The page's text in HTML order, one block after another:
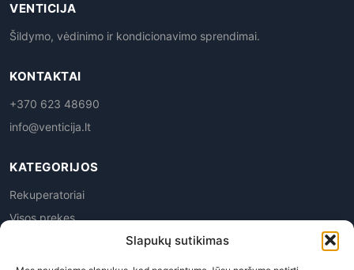
Slapukų sutikimas
VENTICIJA
Šildymo, vėdinimo ir kondicionavimo sprendimai.
KONTAKTAI
+370 623 48690
info@venticija.lt
KATEGORIJOS
Rekuperatoriai
Visos prekes